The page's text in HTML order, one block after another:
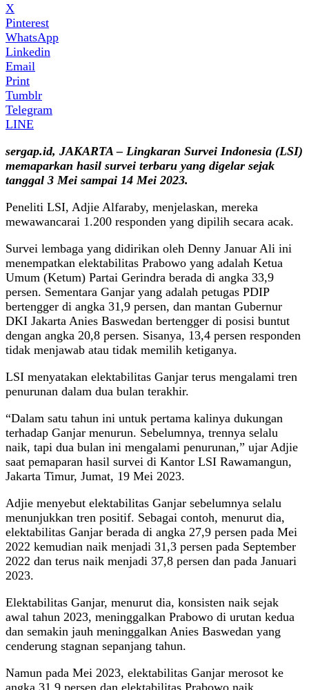
X
Pinterest
WhatsApp
Linkedin
Email
Print
Tumblr
Telegram
LINE
sergap.id, JAKARTA – Lingkaran Survei Indonesia (LSI)
memaparkan hasil survei terbaru yang digelar sejak
tanggal 3 Mei sampai 14 Mei 2023.
Peneliti LSI, Adjie Alfaraby, menjelaskan, mereka
mewawancarai 1.200 responden yang dipilih secara acak.
Survei lembaga yang didirikan oleh Denny Januar Ali ini
menempatkan elektabilitas Prabowo yang adalah Ketua
Umum (Ketum) Partai Gerindra berada di angka 33,9
persen. Sementara Ganjar yang adalah petugas PDIP
bertengger di angka 31,9 persen, dan mantan Gubernur
DKI Jakarta Anies Baswedan bertengger di posisi buntut
dengan angka 20,8 persen. Sisanya, 13,4 persen responden
tidak menjawab atau tidak memilih ketiganya.
LSI menyatakan elektabilitas Ganjar terus mengalami tren
penurunan dalam dua bulan terakhir.
“Dalam satu tahun ini untuk pertama kalinya dukungan
terhadap Ganjar menurun. Sebelumnya, trennya selalu
naik, tapi dua bulan ini mengalami penurunan,” ujar Adjie
saat pemaparan hasil survei di Kantor LSI Rawamangun,
Jakarta Timur, Jumat, 19 Mei 2023.
Adjie menyebut elektabilitas Ganjar sebelumnya selalu
menunjukkan tren positif. Sebagai contoh, menurut dia,
elektabilitas Ganjar berada di angka 27,9 persen pada Mei
2022 kemudian naik menjadi 31,3 persen pada September
2022 dan terus naik menjadi 37,8 persen dan pada Januari
2023.
Elektabilitas Ganjar, menurut dia, konsisten naik sejak
awal tahun 2023, meninggalkan Prabowo di urutan kedua
dan semakin jauh meninggalkan Anies Baswedan yang
cenderung stagnan sepanjang tahun.
Namun pada Mei 2023, elektabilitas Ganjar merosot ke
angka 31,9 persen dan elektabilitas Prabowo naik